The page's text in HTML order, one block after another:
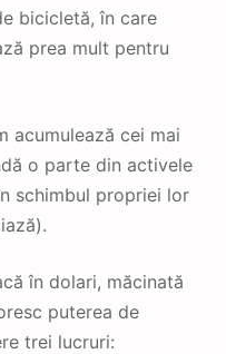
bicicletă, în care
prea mult pentru
acumulează cei mai
o parte din activele
schimbul propriei lor
în dolari, măcinată
puterea de
trei lucruri: